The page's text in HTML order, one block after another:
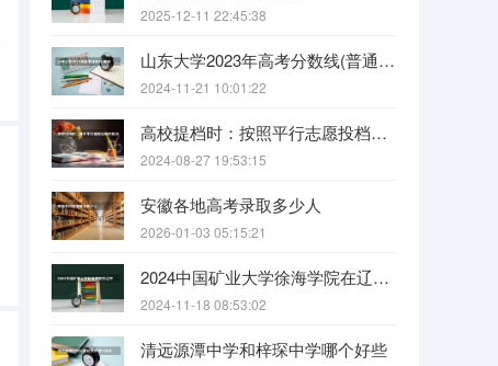
2025-12-11 22:45:38
山东大学2023年高考分数线(普通文理)（免费二本和三本的区别）
2024-11-21 10:01:22
高校提档时：按照平行志愿投档的批次，调档比例原则上控制在105%以内。请问这句话是什么意思呢？
2024-08-27 19:53:15
安徽各地高考录取多少人
2026-01-03 05:15:21
2024中国矿业大学徐海学院在辽宁招生招生情况怎么样
2024-11-18 08:53:02
清远源潭中学和梓琛中学哪个好些